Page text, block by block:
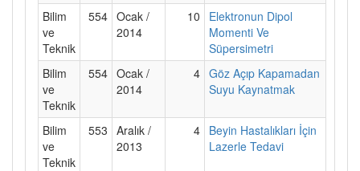
Bilim
ve
Teknik
554 Ocak /
2014
10
Elektronun Dipol
Momenti Ve
Süpersimetri
Bilim
ve
Teknik
554 Ocak /
2014
4 Göz Açıp Kapamadan
Suyu Kaynatmak
Bilim
ve
Teknik
553 Aralık /
2013
4 Beyin Hastalıkları İçin
Lazerle Tedavi